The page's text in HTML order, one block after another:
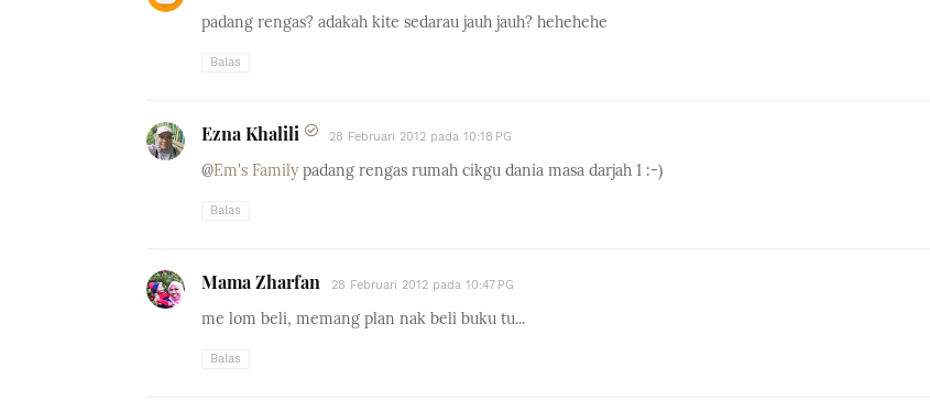
padang rengas? adakah kite sedarau jauh jauh? hehehehe
Balas
Ezna Khalili 28 Februari 2012 pada 10:18 PG
@Em's Familypadang rengas rumah cikgu dania masa darjah 1 :-)
Balas
Mama Zharfan 28 Februari 2012 pada 10:47 PG
me lom beli, memang plan nak beli buku tu...
Balas